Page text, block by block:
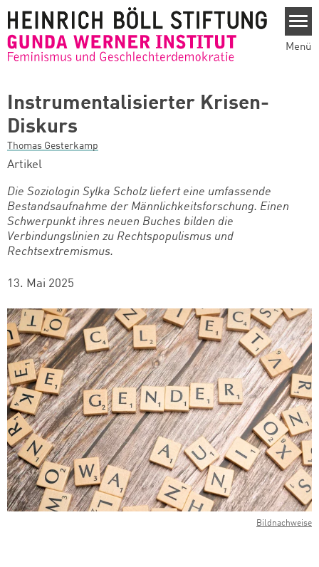
Menü
Instrumentalisierter Krisen-
Diskurs
Thomas Gesterkamp
Artikel
Die Soziologin Sylka Scholz liefert eine umfassende
Bestandsaufnahme der Männlichkeitsforschung. Einen
Schwerpunkt ihres neuen Buches bilden die
Verbindungslinien zu Rechtspopulismus und
Rechtsextremismus.
13. Mai 2025
Bildnachweise